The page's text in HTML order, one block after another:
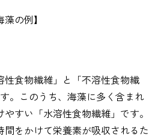
の例】
性食物繊維」と「不溶性食物繊
。このうち、海藻に多く含まれ
すい「水溶性食物繊維」です。
間をかけて栄養素が吸収されるた